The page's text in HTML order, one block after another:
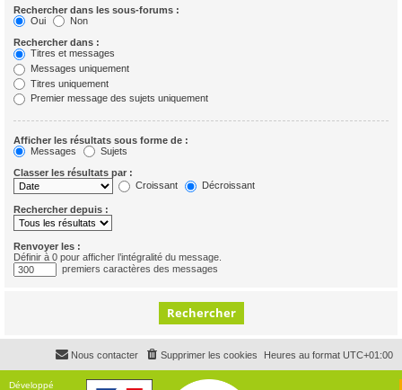
Rechercher dans les sous-forums :
Oui
Non
Rechercher dans :
Titres et messages
Messages uniquement
Titres uniquement
Premier message des sujets uniquement
Afficher les résultats sous forme de :
Messages
Sujets
Classer les résultats par :
Croissant
Décroissant
Rechercher depuis :
Renvoyer les :
Définir à 0 pour afficher l’intégralité du message.
premiers caractères des messages
Heures au format UTC+01:00
Supprimer les cookies
Nous contacter
Développé